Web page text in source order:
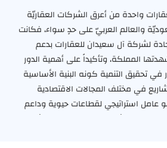
واحدة من أعرق الشركات العقاريّة
والعالم العربيّ على حدٍ سواء، فكانت
لشركة آل سعيدان للعقارات بدعم
المملكة، وتأكيداً على أهمية الدور
في تحقيق التنمية كونه البنية الأساسية
في مختلف المجالات الاقتصادية
عامل استراتيجي لقطاعات حيوية وداعم
بمفهومها الشامل فقد استطاعت الشركة